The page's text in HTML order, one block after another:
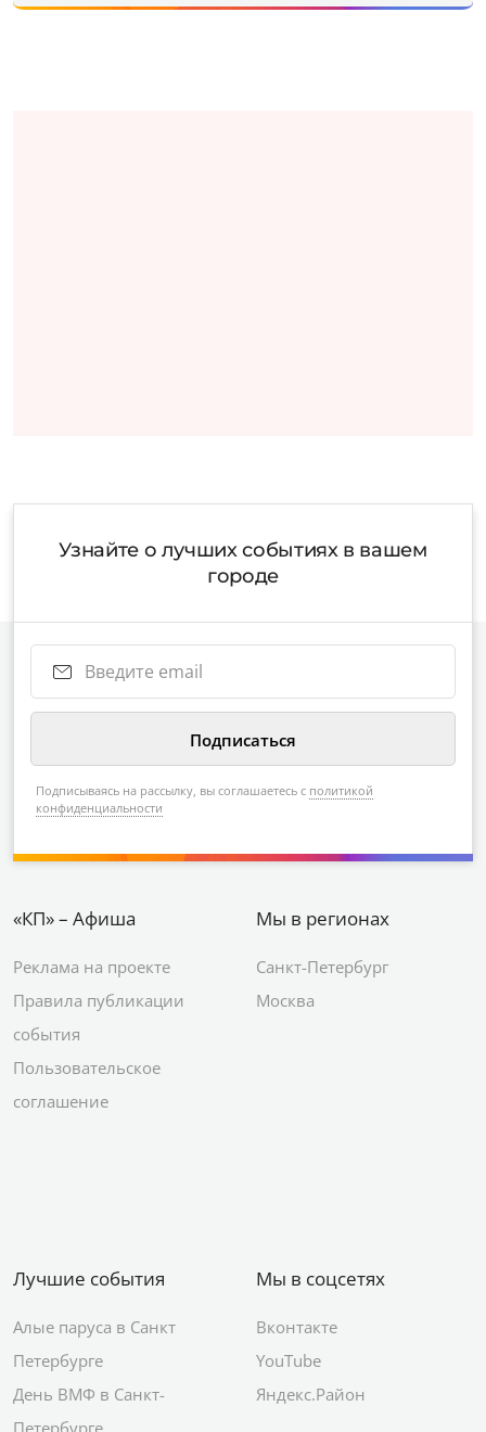
Узнайте о лучших событиях в вашем
городе
Подписываясь на рассылку, вы соглашаетесь с политикой
конфиденциальности
«КП» – Афиша
Реклама на проекте
Правила публикации
события
Пользовательское
соглашение
Мы в регионах
Санкт-Петербург
Москва
Лучшие события
Алые паруса в Санкт
Петербурге
День ВМФ в Санкт-
Петербурге
Мы в соцсетях
Вконтакте
YouTube
Яндекс.Район